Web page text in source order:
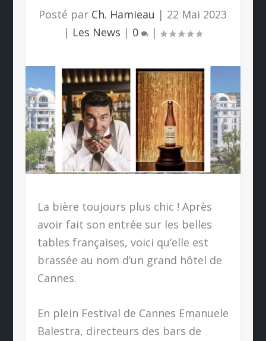
Posté par Ch. Hamieau | 22 Mai 2023
| Les News | 0 |
La bière toujours plus chic ! Après
avoir fait son entrée sur les belles
tables françaises, voici qu’elle est
brassée au nom d’un grand hôtel de
Cannes.
En plein Festival de Cannes Emanuele
Balestra, directeurs des bars de